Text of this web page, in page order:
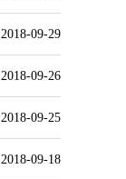
2018-09-29
2018-09-26
2018-09-25
2018-09-18